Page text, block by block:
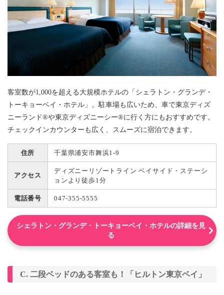
客室数が1,000を超える大規模ホテルの「シェラトン・グランデ・
トーキョーベイ・ホテル」。駐車場も広いため、車で東京ディズ
ニーランド®や東京ディズニーシー®に行く方にもおすすめです。
チェックインカウンターも広く、スムーズに宿泊できます。
住所 千葉県浦安市舞浜1-9
アクセス
ディズニーリゾートライン ベイサイド・ステーシ
ョンより徒歩1分
電話番号 047-355-5555
シェラトン・グランデ・トーキョーベイ・ホテルの詳細を見
る
C. 二段ベッドのある客室も！「ヒルトン東京ベイ」